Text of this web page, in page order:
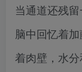
当通道还残
脑中回忆着
着肉壁，水